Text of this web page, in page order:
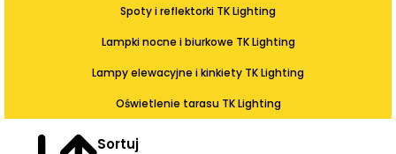
Spoty i reflektorki TK Lighting
Lampki nocne i biurkowe TK Lighting
Lampy elewacyjne i kinkiety TK Lighting
Oświetlenie tarasu TK Lighting
Sortuj